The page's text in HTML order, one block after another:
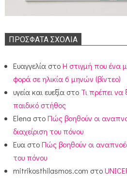
ΠΡΌΣΦΑΤΑ ΣΧΌΛΙΑ
Ευαγγελία στοΗ στιγμή που ένα
φορά σε ηλικία 6 μηνών (βίντεο)
υγεία και ευεξία στο Τι πρέπει να
παιδικό στήθος
Elena στοΠώς βοηθούν οι
διαχείριση του πόνου
Ευα στοΠώς βοηθούν οι
του πόνου
mitrikosthilasmos.com στο